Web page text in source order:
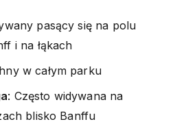
pasący się na polu
i na łąkach
w całym parku
: Często widywana na
blisko Banffu